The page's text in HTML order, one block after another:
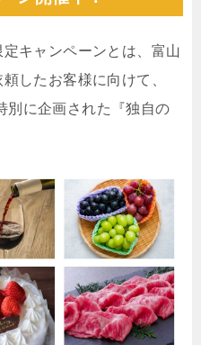
キャンペーンとは、富山
したお客様に向けて、
別に企画された『独自の